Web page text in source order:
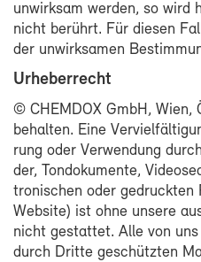
un­wirk­sam wer­den, so wird
nicht be­rührt. Für die­sen
der un­wirk­sa­men
Ur­he­ber­recht
© CHEM­DOX GmbH,
be­hal­ten. Ei­ne
rung oder Ver­wen­dung
der, Ton­do­ku­men­te,
tro­ni­schen oder ge­druck­ten
Web­site) ist oh­ne un­se­re
nicht ge­stat­tet. Al­le von
durch Drit­te ge­schütz­ten